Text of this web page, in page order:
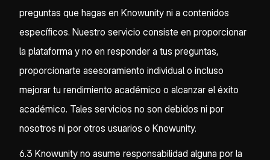
preguntas que hagas en Knowunity ni a contenidos
específicos. Nuestro servicio consiste en proporcionar
la plataforma y no en responder a tus preguntas,
proporcionarte asesoramiento individual o incluso
mejorar tu rendimiento académico o alcanzar el éxito
académico. Tales servicios no son debidos ni por
nosotros ni por otros usuarios o Knowunity.
6.3 Knowunity no asume responsabilidad alguna por la